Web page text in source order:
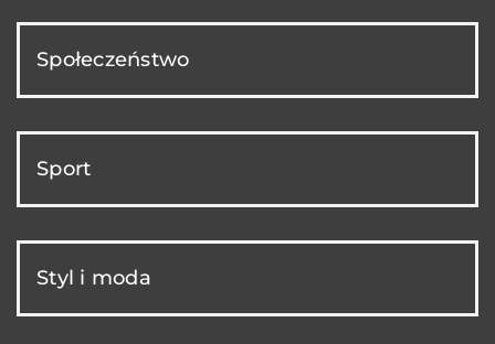
Społeczeństwo
Sport
Styl i moda